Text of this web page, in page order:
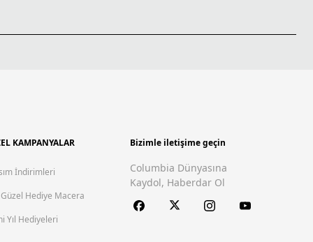
KAMPANYALAR
İndirimleri
Güzel Hediye Macera
Yıl Hediyeleri
Bizimle iletişime geçin
Columbia Dünyasına
Kaydol, Haberdar Ol